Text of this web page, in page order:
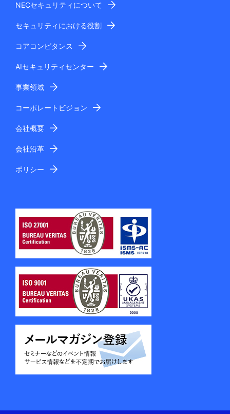
NECセキュリティについて
セキュリティにおける役割
コアコンピタンス
AIセキュリティセンター
事業領域
コーポレートビジョン
会社概要
会社沿革
ポリシー